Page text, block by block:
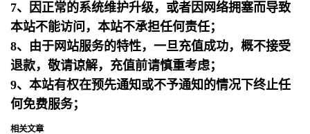
7、因正常的系统维护升级，或者因网络拥塞而导致
本站不能访问，本站不承担任何责任；
8、由于网站服务的特性，一旦充值成功，概不接受
退款，敬请谅解，充值前请慎重考虑；
9、本站有权在预先通知或不予通知的情况下终止任
何免费服务；
相关文章